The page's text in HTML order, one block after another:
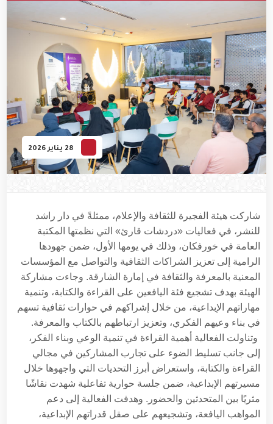
شاركت هيئة الفجيرة للثقافة والإعلام، ممثلةً في دار راشد
للنشر، في فعاليات «دردشات قارئ» التي نظمتها المكتبة
العامة في خورفكان، وذلك في يومها الأول، ضمن جهودها
الرامية إلى تعزيز الشراكات الثقافية والتواصل مع المؤسسات
المعنية بالمعرفة والثقافة في إمارة الشارقة. وجاءت مشاركة
الهيئة بهدف تشجيع فئة اليافعين على القراءة والكتابة، وتنمية
مهاراتهم الإبداعية، من خلال إشراكهم في حوارات ثقافية تسهم
في بناء وعيهم الفكري، وتعزيز ارتباطهم بالكتاب والمعرفة.
وتناولت الفعالية أهمية القراءة في تنمية الوعي وبناء الفكر،
إلى جانب تسليط الضوء على تجارب المشاركين في مجالي
القراءة والكتابة، واستعراض أبرز التحديات التي واجهوها خلال
مسيرتهم الإبداعية، ضمن جلسة حوارية تفاعلية شهدت نقاشًا
مثريًا بين المتحدثين والحضور . وهدفت الفعالية إلى دعم
المواهب اليافعة، وتشجيعهم على صقل قدراتهم الإبداعية،